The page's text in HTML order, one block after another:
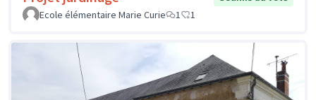
Ecole élémentaire Marie Curie
1 1